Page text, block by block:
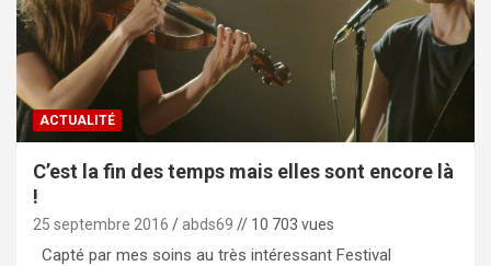
ACTUALITÉ
C’est la fin des temps mais elles sont encore là
!
25 septembre 2016 abds69 // 10 703 vues
Capté par mes soins au très intéressant Festival